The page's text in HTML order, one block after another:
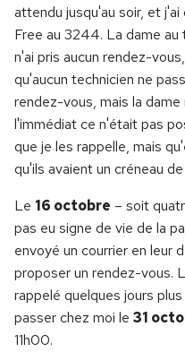
attendu jusqu'au soir, et
Free au 3244. La dame
n'ai pris aucun rendez-
qu'aucun technicien ne
rendez-vous, mais la
l'immédiat ce n'était pas
que je les rappelle, mais
qu'ils avaient un créneau
Le 16 octobre – soit
pas eu signe de vie de la
envoyé un courrier en leur
proposer un rendez-vous.
rappelé quelques jours
passer chez moi le 31
11h00.